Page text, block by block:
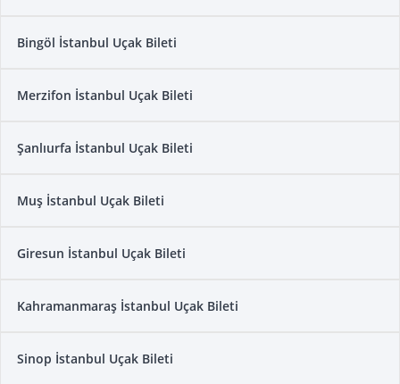
Bingöl İstanbul Uçak Bileti
Merzifon İstanbul Uçak Bileti
Şanlıurfa İstanbul Uçak Bileti
Muş İstanbul Uçak Bileti
Giresun İstanbul Uçak Bileti
Kahramanmaraş İstanbul Uçak Bileti
Sinop İstanbul Uçak Bileti